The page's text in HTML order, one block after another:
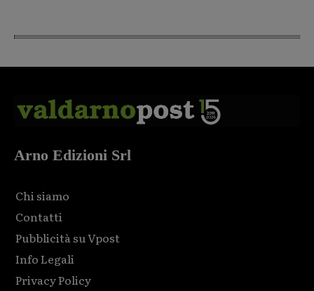
Arno Edizioni Srl
Chi siamo
Contatti
Pubblicità su Vpost
Info Legali
Privacy Policy